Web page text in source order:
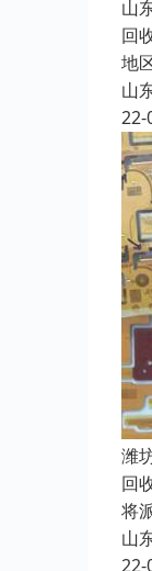
山
回
地
山
22-
潍
回
将
山
22-